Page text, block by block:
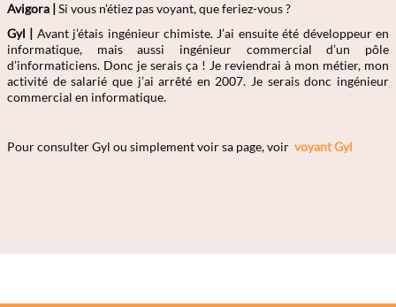
Avigora | Si vous n’étiez pas voyant, que feriez-vous ?
Gyl | Avant j’étais ingénieur chimiste. J’ai ensuite été développeur en
informatique, mais aussi ingénieur commercial d’un pôle
d’informaticiens. Donc je serais ça ! Je reviendrai à mon métier, mon
activité de salarié que j’ai arrêté en 2007. Je serais donc ingénieur
commercial en informatique.
Pour consulter Gyl ou simplement voir sa page, voir voyant Gyl